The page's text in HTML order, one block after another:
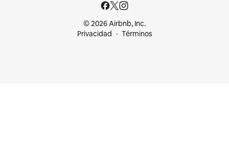
© 2026 Airbnb, Inc.
Privacidad
Términos